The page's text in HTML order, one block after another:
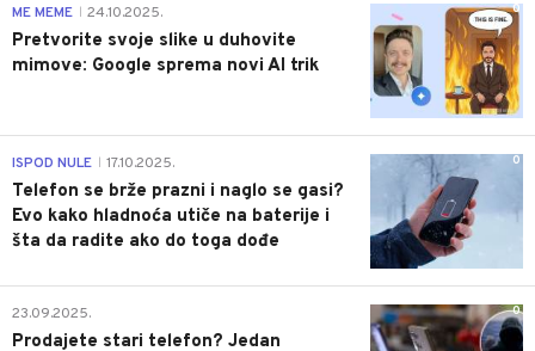
0
ME MEME 24.10.2025.
Pretvorite svoje slike u duhovite
mimove: Google sprema novi AI trik
0
ISPOD NULE 17.10.2025.
Telefon se brže prazni i naglo se gasi?
Evo kako hladnoća utiče na baterije i
šta da radite ako do toga dođe
0
23.09.2025.
Prodajete stari telefon? Jedan